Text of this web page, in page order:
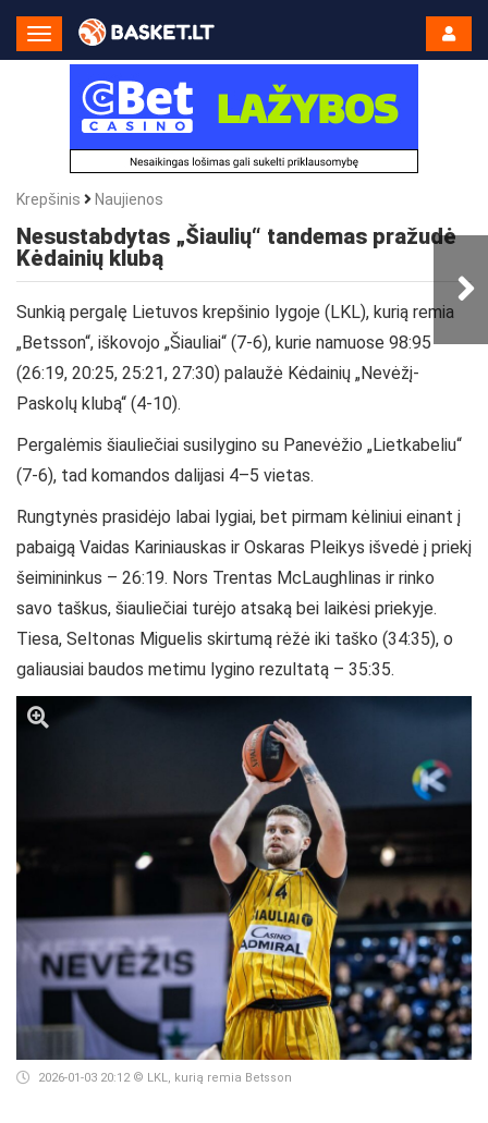
Toggle
Navigation
Krepšinis Naujienos
Nesustabdytas „Šiaulių“ tandemas pražudė
Kėdainių klubą
Sunkią pergalę Lietuvos krepšinio lygoje (LKL), kurią remia
„Betsson“, iškovojo „Šiauliai“ (7-6), kurie namuose 98:95
(26:19, 20:25, 25:21, 27:30) palaužė Kėdainių „Nevėžį-
Paskolų klubą“ (4-10).
Pergalėmis šiauliečiai susilygino su Panevėžio „Lietkabeliu“
(7-6), tad komandos dalijasi 4–5 vietas.
Rungtynės prasidėjo labai lygiai, bet pirmam kėliniui einant į
pabaigą Vaidas Kariniauskas ir Oskaras Pleikys išvedė į priekį
šeimininkus – 26:19. Nors Trentas McLaughlinas ir rinko
savo taškus, šiauliečiai turėjo atsaką bei laikėsi priekyje.
Tiesa, Seltonas Miguelis skirtumą rėžė iki taško (34:35), o
galiausiai baudos metimu lygino rezultatą – 35:35.
2026-01-03 20:12 © LKL, kurią remia Betsson